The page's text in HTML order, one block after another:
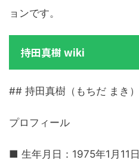
ョンです。
持田真樹 wiki
## 持田真樹（もちだ まき）
プロフィール
■ 生年月日：1975年1月11日